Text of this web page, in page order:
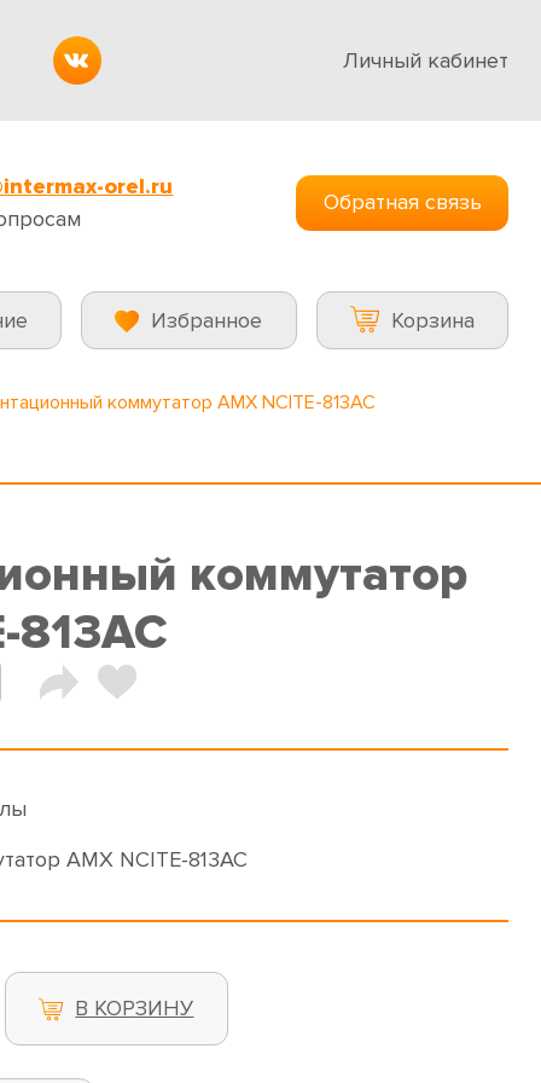
Личный кабинет
orel.ru
Обратная связь
Избранное Корзина
коммутатор AMX NCITE-813AC
коммутатор
813AC
AMX NCITE-813AC
В КОРЗИНУ